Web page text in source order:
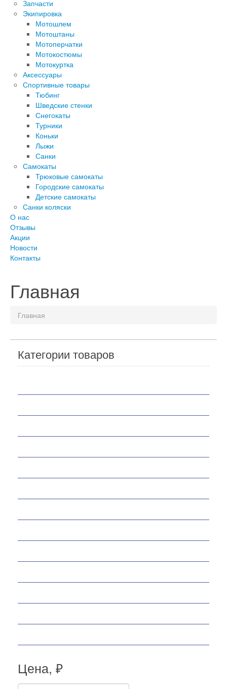
Запчасти
Экипировка
Мотошлем
Мотоштаны
Мотоперчатки
Мотокостюмы
Мотокуртка
Аксессуары
Спортивные товары
Тюбинг
Шведские стенки
Снегокаты
Турники
Коньки
Лыжи
Санки
Самокаты
Трюковые самокаты
Городские самокаты
Детские самокаты
Санки коляски
О нас
Отзывы
Акции
Новости
Контакты
Главная
Главная
Категории товаров
Цена, ₽